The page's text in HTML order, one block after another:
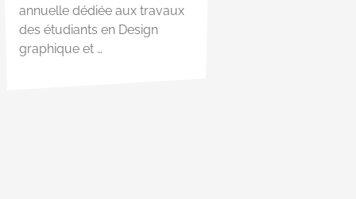
annuelle dédiée aux travaux
des étudiants en Design
graphique et …